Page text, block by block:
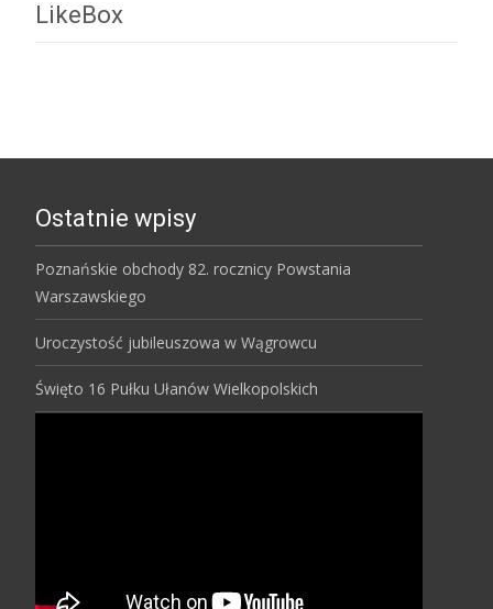
LikeBox
Ostatnie wpisy
Poznańskie obchody 82. rocznicy Powstania
Warszawskiego
Uroczystość jubileuszowa w Wągrowcu
Święto 16 Pułku Ułanów Wielkopolskich